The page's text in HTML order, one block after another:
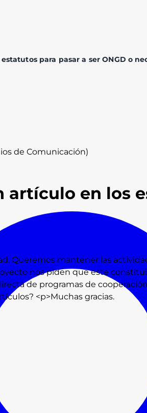
para pasar a ser ONGD o
de Comunicación)
en los
Queremos mantener las
nos piden que este
de programas de
<p>Muchas gracias.